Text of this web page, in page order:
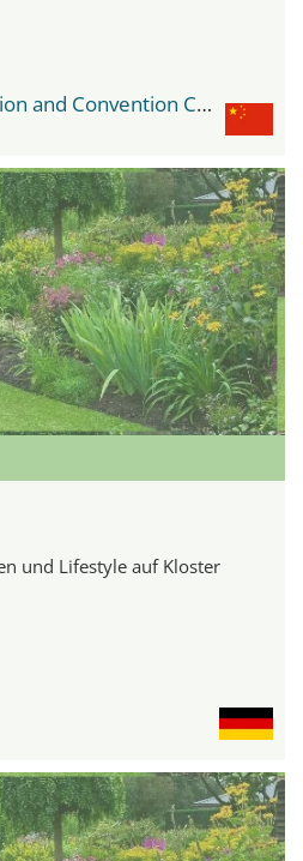
NECC National Exhibition and Convention Center
und Lifestyle auf Kloster